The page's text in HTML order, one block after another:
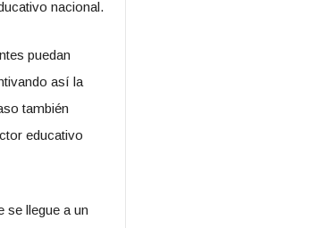
nacional.
puedan
así la
también
educativo
se llegue a un